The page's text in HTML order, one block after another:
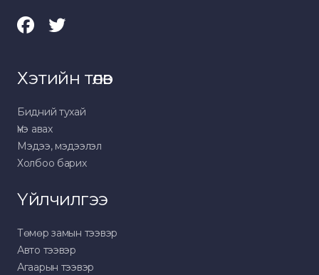
Хэтийн төлөв
Бидний тухай
Үнэ авах
Мэдээ, мэдээлэл
Холбоо барих
Үйлчилгээ
Төмөр замын тээвэр
Авто тээвэр
Агаарын тээвэр